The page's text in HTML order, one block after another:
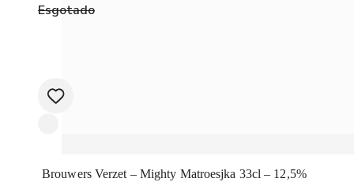
Esgotado
Brouwers Verzet – Mighty Matroesjka 33cl – 12,5%